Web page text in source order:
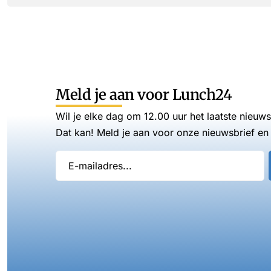
Meld je aan voor Lunch24
Wil je elke dag om 12.00 uur het laatste
Dat kan! Meld je aan voor onze nieuwsbrief